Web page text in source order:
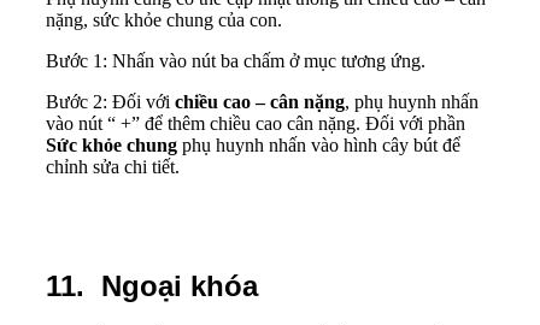
nặng, sức khỏe chung của con.
Bước 1: Nhấn vào nút ba chấm ở mục tương ứng.
Bước 2: Đối với chiều cao – cân nặng, phụ huynh nhấn
vào nút “ +” để thêm chiều cao cân nặng. Đối với phần
Sức khỏe chung phụ huynh nhấn vào hình cây bút để
chỉnh sửa chi tiết.
11. Ngoại khóa